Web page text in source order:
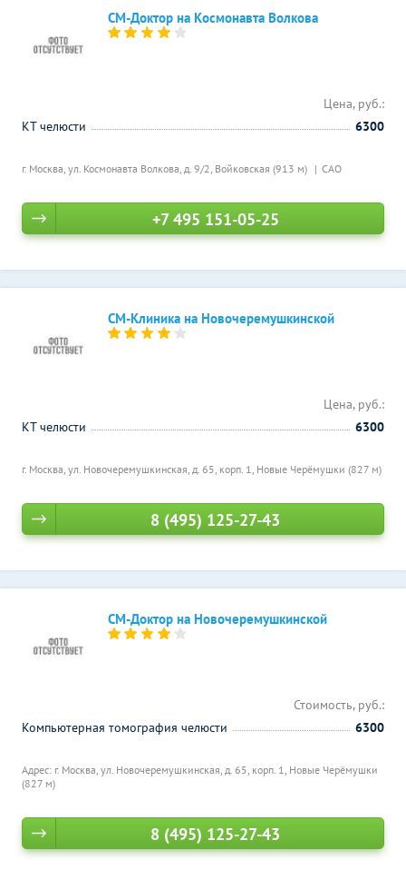
СМ-Доктор на Космонавта Волкова
г. Москва, ул. Космонавта Волкова, д. 9/2, Войковская (913 м) САО
Цена, руб.:
КТ челюсти
6300
+7 495 151-05-25
СМ-Клиника на Новочеремушкинской
г. Москва, ул. Новочеремушкинская, д. 65, корп. 1, Новые Черёмушки (827 м)
Цена, руб.:
КТ челюсти
6300
8 (495) 125-27-43
СМ-Доктор на Новочеремушкинской
Адрес: г. Москва, ул. Новочеремушкинская, д. 65, корп. 1, Новые Черёмушки
(827 м)
Стоимость, руб.:
Компьютерная томография челюсти
6300
8 (495) 125-27-43